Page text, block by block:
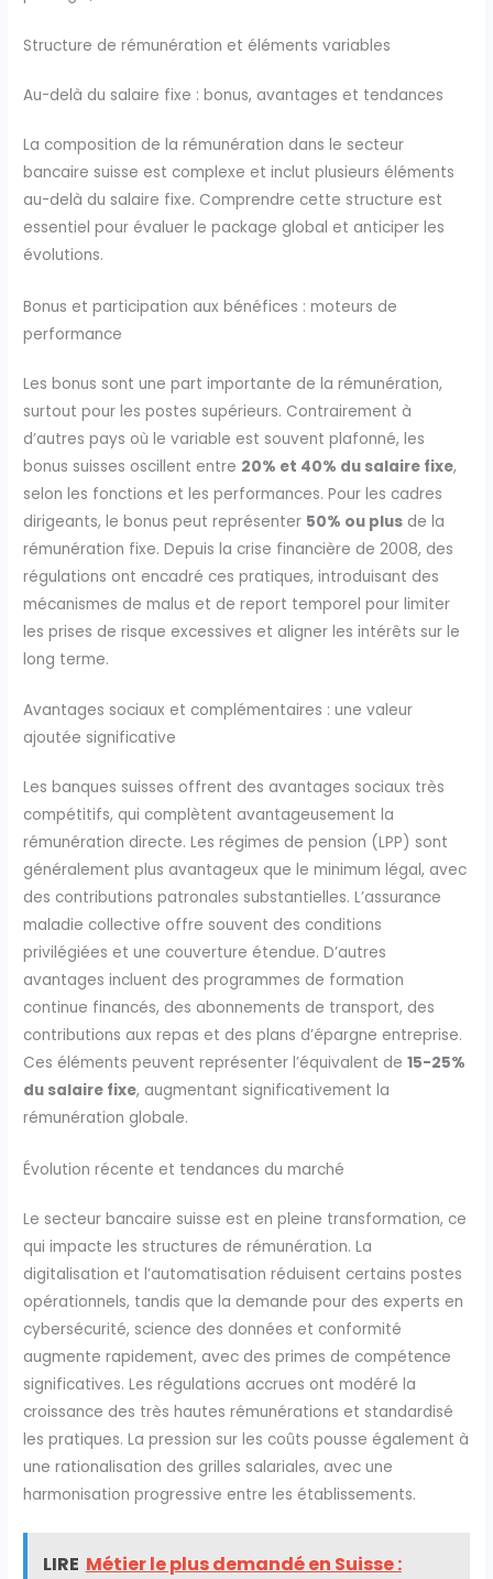
Structure de rémunération et éléments variables
Au-delà du salaire fixe : bonus, avantages et tendances
La composition de la rémunération dans le secteur
bancaire suisse est complexe et inclut plusieurs éléments
au-delà du salaire fixe. Comprendre cette structure est
essentiel pour évaluer le package global et anticiper les
évolutions.
Bonus et participation aux bénéfices : moteurs de
performance
Les bonus sont une part importante de la rémunération,
surtout pour les postes supérieurs. Contrairement à
d’autres pays où le variable est souvent plafonné, les
bonus suisses oscillent entre 20% et 40% du salaire fixe,
selon les fonctions et les performances. Pour les cadres
dirigeants, le bonus peut représenter 50% ou plus de la
rémunération fixe. Depuis la crise financière de 2008, des
régulations ont encadré ces pratiques, introduisant des
mécanismes de malus et de report temporel pour limiter
les prises de risque excessives et aligner les intérêts sur le
long terme.
Avantages sociaux et complémentaires : une valeur
ajoutée significative
Les banques suisses offrent des avantages sociaux très
compétitifs, qui complètent avantageusement la
rémunération directe. Les régimes de pension (LPP) sont
généralement plus avantageux que le minimum légal, avec
des contributions patronales substantielles. L’assurance
maladie collective offre souvent des conditions
privilégiées et une couverture étendue. D’autres
avantages incluent des programmes de formation
continue financés, des abonnements de transport, des
contributions aux repas et des plans d’épargne entreprise.
Ces éléments peuvent représenter l’équivalent de15-25%
du salaire fixe, augmentant significativement la
rémunération globale.
Évolution récente et tendances du marché
Le secteur bancaire suisse est en pleine transformation, ce
qui impacte les structures de rémunération. La
digitalisation et l’automatisation réduisent certains postes
opérationnels, tandis que la demande pour des experts en
cybersécurité, science des données et conformité
augmente rapidement, avec des primes de compétence
significatives. Les régulations accrues ont modéré la
croissance des très hautes rémunérations et standardisé
les pratiques. La pression sur les coûts pousse également à
une rationalisation des grilles salariales, avec une
harmonisation progressive entre les établissements.
LIRE Métier le plus demandé en Suisse :